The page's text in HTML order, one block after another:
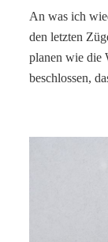
An was ich
den letzten
planen wie die
beschlossen,